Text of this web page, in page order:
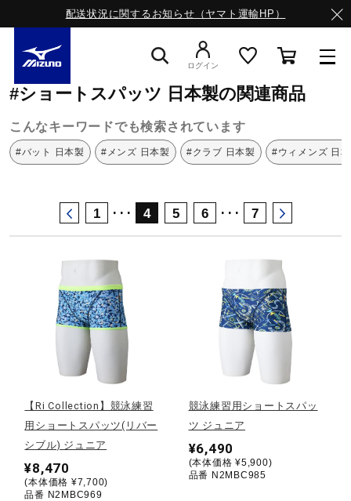
配送状況に関するお知らせ（ヤマト運輸HP）
ライフスタイルウエア
ランニング
サッカー／フットサル
トレーニング
ゴルフ
ログイン
ミズノ公式オンライン 日本製
#ショートスパッツ 日本製の関連商品
こんなキーワードでも検索されています
#バット 日本製 #メンズ 日本製 #クラブ 日本製 #ウィメンズ 日
1 ･･･ 4 5 6 ･･･ 7
【Ri Collection】競泳練習
用ショートスパッツ(リバー
シブル) ジュニア
¥8,470
(本体価格 ¥7,700)
品番 N2MBC969
競泳練習用ショートスパッ
ツ ジュニア
¥6,490
(本体価格 ¥5,900)
品番 N2MBC985